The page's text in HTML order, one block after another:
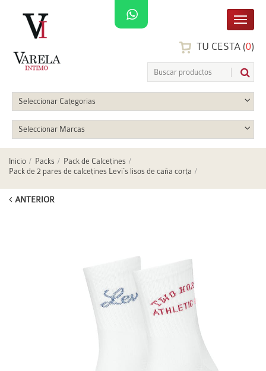
TU CESTA (0)
Seleccionar Categorias
Seleccionar Marcas
Inicio Packs
Pack de Calcetines
Pack de 2 pares de calcetines Levi´s lisos de caña corta
ANTERIOR